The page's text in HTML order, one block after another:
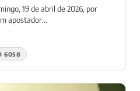
19 de abril de 2026, por
apostador...
6058